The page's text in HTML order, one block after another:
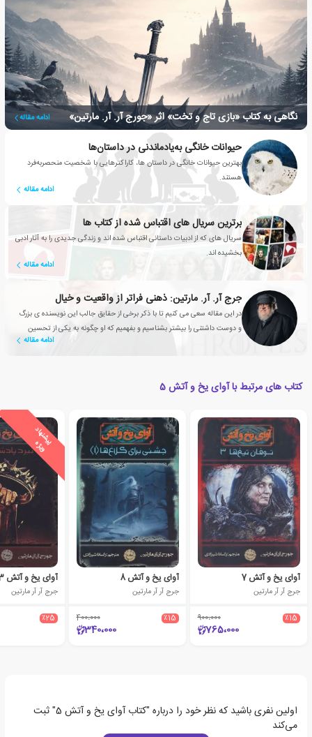
نگاهی به کتاب «بازی تاج و تخت» اثر «جورج آر. آر. مارتین» ادامه مقاله
حیوانات خانگی به‌یادماندنی در داستان‌ها
بهترین حیوانات خانگی در داستان ها، کاراکترهایی با شخصیت منحصربه‌فرد
هستند.
ادامه مقاله
برترین سریال های اقتباس شده از کتاب ها
سریال های که از ادبیات داستانی اقتباس شده اند و زندگی جدیدی را به آثار ادبی
بخشیده اند.
ادامه مقاله
جرج آر. آر. مارتین: ذهنی فراتر از واقعیت و خیال
در این مقاله سعی می کنیم تا با ذکر برخی از حقایق جالب این نویسنده ی بزرگ
و دوست داشتنی را بیشتر بشناسیم و بفهمیم که او چگونه به یکی از تحسین
ادامه مقاله
کتاب های مرتبط با آوای یخ و آتش 5
آوای یخ و آتش 7
جرج آر آر مارتین
٪15 900،000
765،000
آوای یخ و آتش 8
جرج آر آر مارتین
٪15 400،000
340،000
پ
ی
ش
ن
ه
ا
د
و
ی
ژ
ه
آوای یخ و آتش 3
جرج آر آر مارتین
٪25
اولین نفری باشید که نظر خود را درباره "کتاب آوای یخ و آتش 5" ثبت
می‌کند